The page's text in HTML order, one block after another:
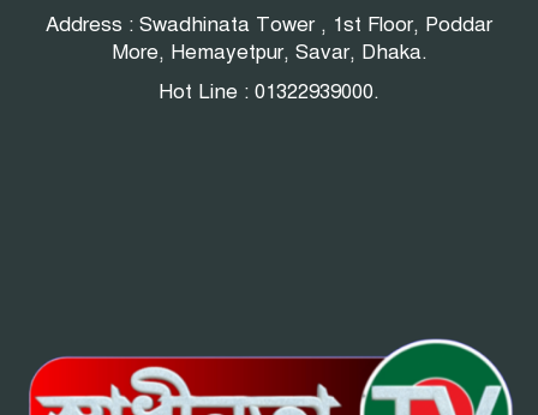
Address : Swadhinata Tower , 1st Floor, Poddar
More, Hemayetpur, Savar, Dhaka.
Hot Line : 01322939000.